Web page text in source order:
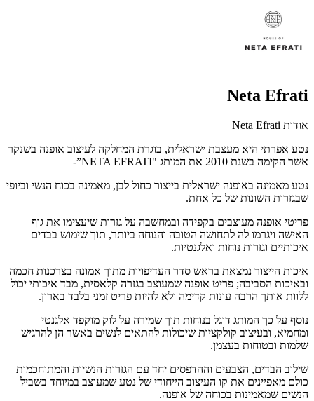
Neta Efrati
אודות Neta Efrati
נטע אפרתי היא מעצבת ישראלית, בוגרת המחלקה לעיצוב אופנה בשנקר
אשר הקימה בשנת 2010 את המותג "NETA EFRATI”-
נטע מאמינה באופנה ישראלית בייצור כחול לבן, מאמינה בכוח הנשי וביופי
שבגזרות השונות של כל אחת.
פריטי אופנה מעוצבים בקפידה ובמחשבה על גזרות שיעצימו את גוף
האישה ויגרמו לה לתחושה הטובה והנוחה ביותר, תוך שימוש בבדים
איכותיים וגזרות נוחות ואלגנטיות.
איכות הייצור נמצאת בראש סדר העדיפויות מתוך אמונה בצרכנות חכמה
ובאיכות הסביבה; פריט אופנה שמעוצב בגזרה קלאסית, מבד איכותי יכול
ללוות אותך הרבה עונות קדימה ולא להיות פריט זמני בלבד בארון.
נוסף על כך המותג דוגל בנוחות תוך שמירה על לוק מוקפד אלגנטי
ומחמיא, ובעיצוב קולקציות שיכולות להתאים לנשים באשר הן להרגיש
שלמות ובטוחות בעצמן.
שילוב הבדים, הצבעים וההדפסים יחד עם הגזרות הנשיות והמתוחכמות
כולם מאפיינים את קו העיצוב הייחודי של נטע שמעוצב במיוחד בשביל
הנשים שמאמינות בכוחה של אופנה.